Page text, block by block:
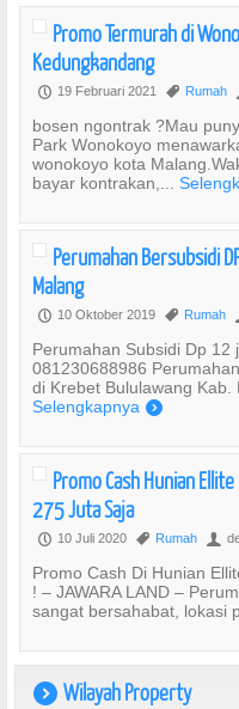
Promo Termurah di
Kedungkandang
P 19 Februari 2021 , Rumah
bosen ngontrak ?Mau
Park Wonokoyo
wonokoyo kota
bayar kontrakan,...
Perumahan Bersubsidi
Malang
P 10 Oktober 2019 , Rumah
Perumahan Subsidi Dp
081230688986
di Krebet Bululawang Kab.
Selengkapnya )
Promo Cash Hunian
275 Juta Saja
P 10 Juli 2020 , Rumah U
Promo Cash Di Hunian
! – JAWARA LAND –
sangat bersahabat, lokasi
) Wilayah Property